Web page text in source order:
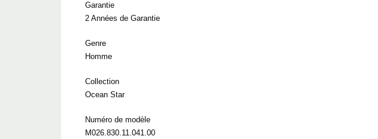
Garantie
2 Années de Garantie
Genre
Homme
Collection
Ocean Star
Numéro de modèle
M026.830.11.041.00